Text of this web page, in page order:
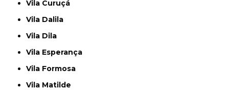
Vila Curuçá
Vila Dalila
Vila Dila
Vila Esperança
Vila Formosa
Vila Matilde